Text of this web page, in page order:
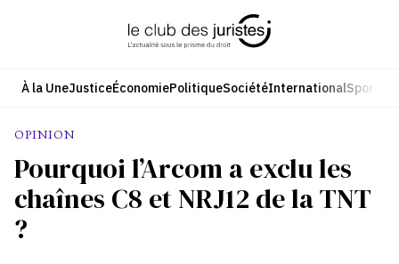
À la UneJusticeÉconomiePolitiqueSociétéInternationalSport
OPINION
Pourquoi l’Arcom a exclu les
chaînes C8 et NRJ12 de la TNT
?